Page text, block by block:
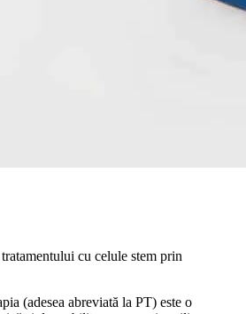
cu celule stem prin
(adesea abreviată la PT) este o